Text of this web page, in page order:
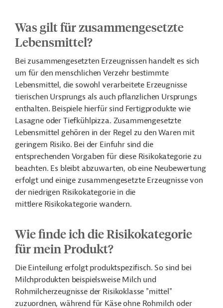
Was gilt für zusammengesetzte
Lebensmittel?
Bei zusammengesetzten Erzeugnissen handelt es sich
um für den menschlichen Verzehr bestimmte
Lebensmittel, die sowohl verarbeitete Erzeugnisse
tierischen Ursprungs als auch pflanzlichen Ursprungs
enthalten. Beispiele hierfür sind Fertigprodukte wie
Lasagne oder Tiefkühlpizza. Zusammengesetzte
Lebensmittel gehören in der Regel zu den Waren mit
geringem Risiko. Bei der Einfuhr sind die
entsprechenden Vorgaben für diese Risikokategorie zu
beachten. Es bleibt abzuwarten, ob eine Neubewertung
erfolgt und einige zusammengesetzte Erzeugnisse von
der niedrigen Risikokategorie in die
mittlere Risikokategorie wandern.
Wie finde ich die Risikokategorie
für mein Produkt?
Die Einteilung erfolgt produktspezifisch. So sind bei
Milchprodukten beispielsweise Milch und
Rohmilcherzeugnisse der Risikoklasse "mittel"
zuzuordnen, während für Käse ohne Rohmilch oder